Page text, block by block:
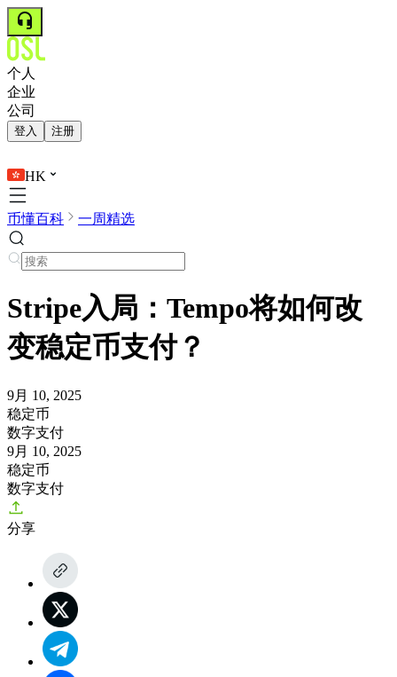
个人
企业
公司
登入 注册
HK
币懂百科 一周精选
Stripe入局：Tempo将如何改
变稳定币支付？
9月 10, 2025
稳定币
数字支付
9月 10, 2025
稳定币
数字支付
分享